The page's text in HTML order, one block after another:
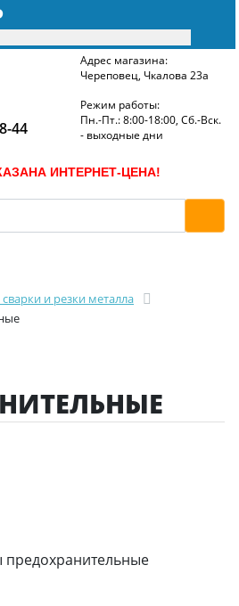
44
Адрес магазина:
Череповец, Чкалова 23а
Режим работы:
Пн.-Пт.: 8:00-18:00, Сб.-Вск.
- выходные дни
ИНТЕРНЕТ-ЦЕНА!
и резки металла